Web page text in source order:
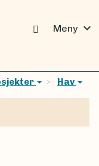
Meny expand_more
Hav